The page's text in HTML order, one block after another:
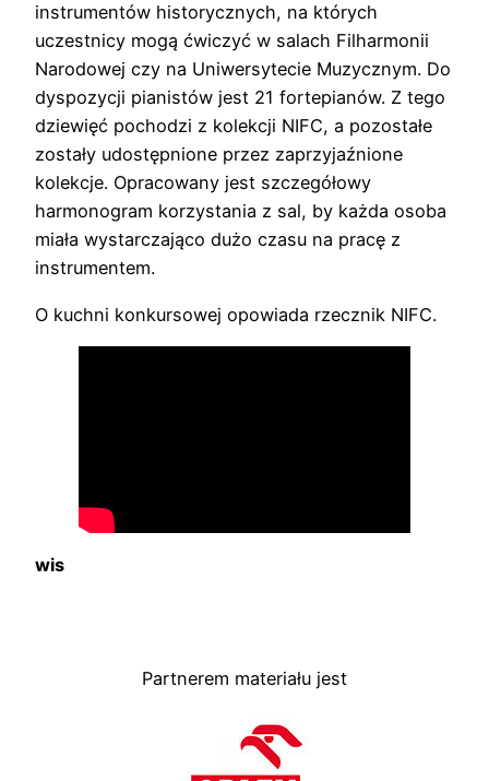
instrumentów historycznych, na których
uczestnicy mogą ćwiczyć w salach Filharmonii
Narodowej czy na Uniwersytecie Muzycznym. Do
dyspozycji pianistów jest 21 fortepianów. Z tego
dziewięć pochodzi z kolekcji NIFC, a pozostałe
zostały udostępnione przez zaprzyjaźnione
kolekcje. Opracowany jest szczegółowy
harmonogram korzystania z sal, by każda osoba
miała wystarczająco dużo czasu na pracę z
instrumentem.
O kuchni konkursowej opowiada rzecznik NIFC.
wis
Partnerem materiału jest